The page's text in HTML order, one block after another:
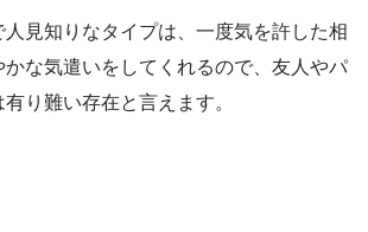
人見知りなタイプは、一度気を許した相
な気遣いをしてくれるので、友人やパ
り難い存在と言えます。